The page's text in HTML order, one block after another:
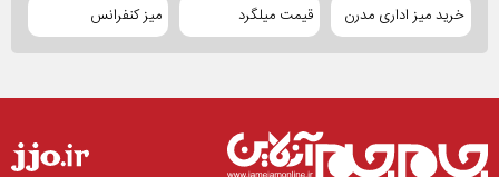
خرید میز اداری مدرن قیمت میلگرد میز کنفرانس